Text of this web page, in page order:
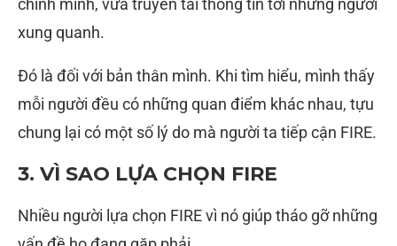
xung quanh.
Đó là đối với bản thân mình. Khi tìm hiểu, mình thấy
mỗi người đều có những quan điểm khác nhau, tựu
chung lại có một số lý do mà người ta tiếp cận FIRE.
3. VÌ SAO LỰA CHỌN FIRE
Nhiều người lựa chọn FIRE vì nó giúp tháo gỡ những